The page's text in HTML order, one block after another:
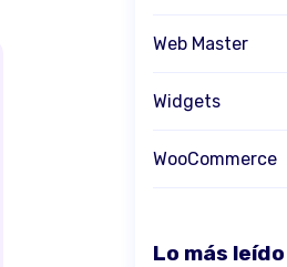
Web Master
Widgets
WooCommerce
Lo más leído